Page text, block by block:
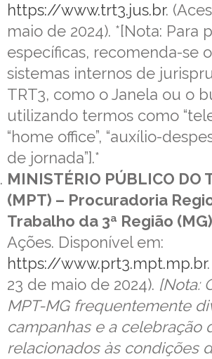
https://www.trt3.jus.br.
maio de 2024). *[Nota: Para
específicas, recomenda-se
sistemas internos de
TRT3, como o Janela ou o
utilizando termos como
“home office”, “auxílio-
de jornada”].*
MINISTÉRIO PÚBLICO DO
(MPT) – Procuradoria
Trabalho da 3ª Região
Ações. Disponível em:
https://www.prt3.mpt.mp.br
23 de maio de 2024). [Nota:
MPT-MG frequentemente
campanhas e a celebração
relacionados às condições